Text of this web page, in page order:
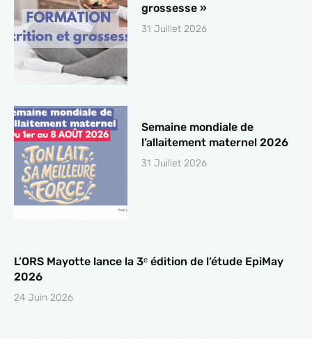
grossesse »
31 Juillet 2026
Semaine mondiale de
l’allaitement maternel 2026
31 Juillet 2026
L’ORS Mayotte lance la 3ᵉ édition de l’étude EpiMay
2026
24 Juin 2026